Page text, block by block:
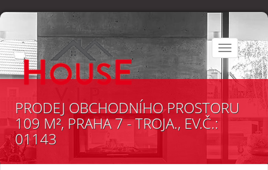
Toggle
navigation
PRODEJ OBCHODNÍHO PROSTORU
109 M², PRAHA 7 - TROJA., EV.Č.:
01143